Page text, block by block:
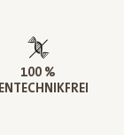
100 %